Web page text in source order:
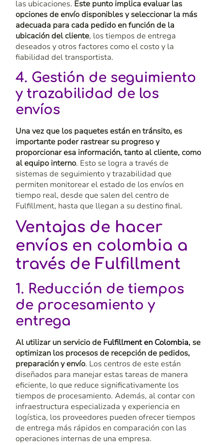
las ubicaciones. Este punto implica evaluar las
opciones de envío disponibles y seleccionar la más
adecuada para cada pedido en función de la
ubicación del cliente, los tiempos de entrega
deseados y otros factores como el costo y la
fiabilidad del transportista.
4. Gestión de seguimiento
y trazabilidad de los
envíos
Una vez que los paquetes están en tránsito, es
importante poder rastrear su progreso y
proporcionar esa información, tanto al cliente, como
al equipo interno. Esto se logra a través de
sistemas de seguimiento y trazabilidad que
permiten monitorear el estado de los envíos en
tiempo real, desde que salen del centro de
Fulfillment, hasta que llegan a su destino final.
Ventajas de hacer
envíos en colombia a
través de Fulfillment
1. Reducción de tiempos
de procesamiento y
entrega
Al utilizar un servicio de Fulfillmenten Colombia, se
optimizan los procesos de recepción de pedidos,
preparación y envío. Los centros de este están
diseñados para manejar estas tareas de manera
eficiente, lo que reduce significativamente los
tiempos de procesamiento. Además, al contar con
infraestructura especializada y experiencia en
logística, los proveedores pueden ofrecer tiempos
de entrega más rápidos en comparación con las
operaciones internas de una empresa.